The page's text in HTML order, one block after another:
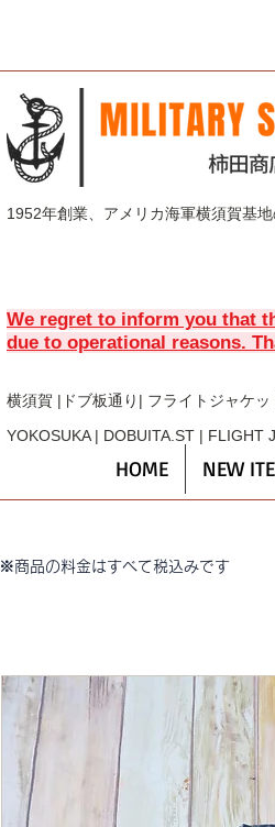
1952年創業、アメリカ海軍横須賀基
We regret to inform you that
due to operational reasons.
横須賀 |ドブ板通り| フライト ジャケ
YOKOSUKA | DOBUITA.ST | FLIGHT
HOME NEW
※商品の料金はすべて税込みです